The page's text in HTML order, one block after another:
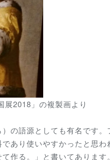
2018」の複製画より
の語源としても有名です
あり使いやすかったと思
作る。」と書いてありま